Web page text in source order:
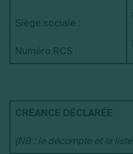
Siège sociale :
Numéro RCS :
CRÉANCE DÉCLARÉE
(NB : le décompte et la